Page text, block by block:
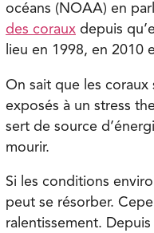
océans (NOAA) en
des coraux depuis
lieu en 1998, en 2010
On sait que les coraux
exposés à un stress
sert de source
mourir.
Si les conditions
peut se résorber.
ralentissement.